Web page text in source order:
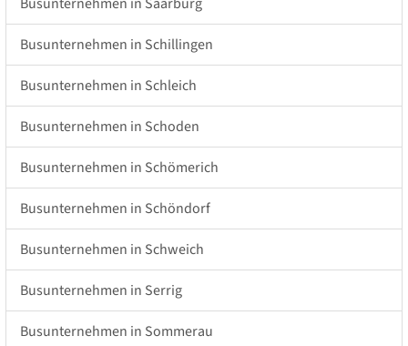
Busunternehmen in Schillingen
Busunternehmen in Schleich
Busunternehmen in Schoden
Busunternehmen in Schömerich
Busunternehmen in Schöndorf
Busunternehmen in Schweich
Busunternehmen in Serrig
Busunternehmen in Sommerau